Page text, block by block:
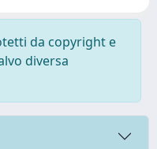
da copyright e
diversa